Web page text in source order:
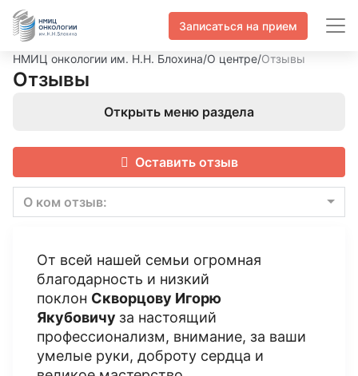
Записаться на прием
НМИЦ онкологии им. Н.Н. Блохина/О центре/Отзывы
Отзывы
Открыть меню раздела
Оставить отзыв
О ком отзыв:
От всей нашей семьи огромная
благодарность и низкий
поклон Скворцову Игорю
Якубовичу за настоящий
профессионализм, внимание, за ваши
умелые руки, доброту сердца и